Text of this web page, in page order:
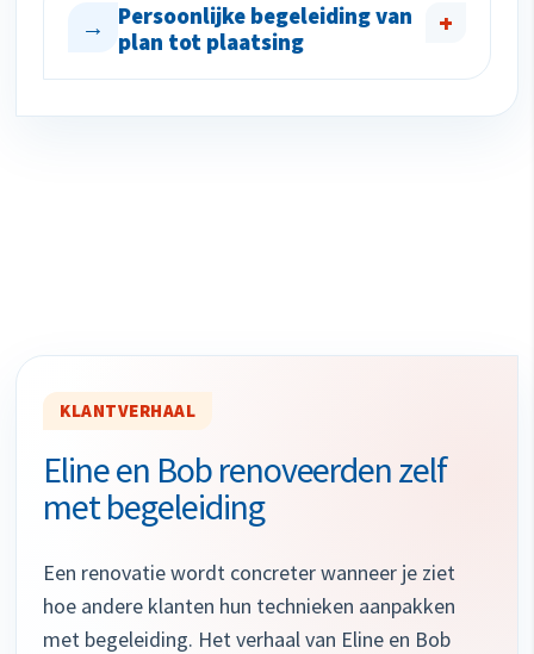
→
Persoonlijke begeleiding van
plan tot plaatsing
+
KLANTVERHAAL
Eline en Bob renoveerden zelf
met begeleiding
Een renovatie wordt concreter wanneer je ziet
hoe andere klanten hun technieken aanpakken
met begeleiding. Het verhaal van Eline en Bob